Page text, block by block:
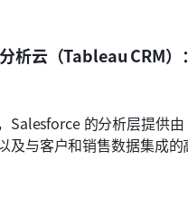
析云（Tableau CRM）
Salesforce 的分析层提供
及与客户和销售数据集成的